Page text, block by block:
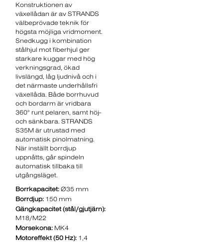
Konstruktionen av
växellådan är av STRANDS
välbeprövade teknik för
högsta möjliga vridmoment.
Snedkugg i kombination
stålhjul mot fiberhjul ger
starkare kuggar med hög
verkningsgrad, ökad
livslängd, låg ljudnivå och i
det närmaste underhållsfri
växellåda. Både borrhuvud
och bordarm är vridbara
360° runt pelaren, samt höj-
och sänkbara. STRANDS
S35M är utrustad med
automatisk pinolmatning.
När inställt borrdjup
uppnåtts, går spindeln
automatisk tillbaka till
utgångsläget.
Borrkapacitet: Ø35 mm
Borrdjup: 150 mm
Gängkapacitet (stål/gjutjärn):
M18/M22
Morsekona: MK4
Motoreffekt (50 Hz): 1,4